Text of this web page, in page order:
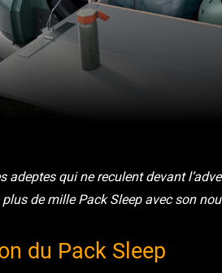
adeptes qui ne reculent devant
de mille Pack Sleep avec son
du Pack Sleep